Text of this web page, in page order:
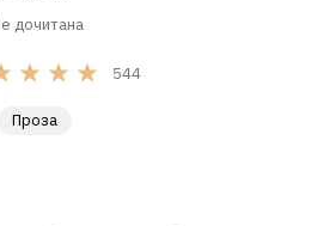
дочитана
544
Проза